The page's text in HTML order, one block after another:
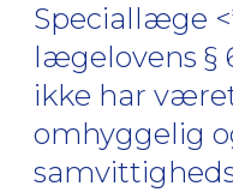
Speciallæge
lægelovens §
ikke har
omhyggelig